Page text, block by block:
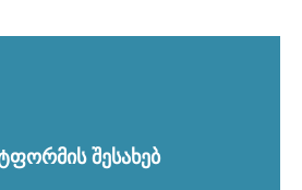
შესახებ